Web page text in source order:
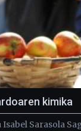
kimika
Isabel Sarasola